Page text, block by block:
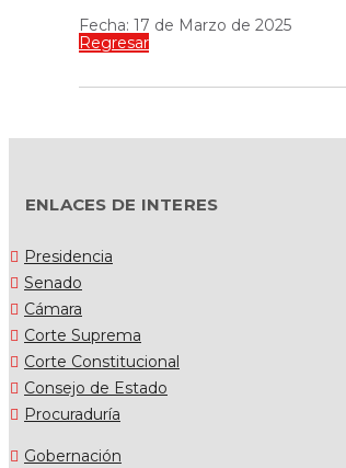
Fecha: 17 de Marzo de 2025
Regresar
ENLACES DE INTERES
Presidencia
Senado
Cámara
Corte Suprema
Corte Constitucional
Consejo de Estado
Procuraduría
Gobernación